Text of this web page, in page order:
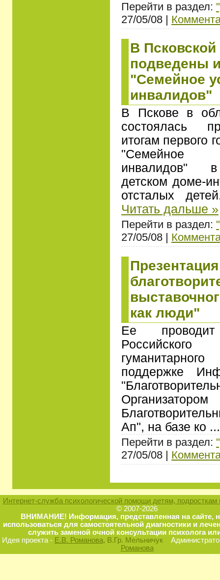
Перейти в раздел:
27/05/08 |
В Псковской
подведены
"Семейное
инвалидов"
В Пскове в
состоялась
итогам первого
"Семейное
инвалидов" в
детском доме-
отсталых
Читать дальше »
Перейти в раздел:
27/05/08 |
Презентация
как люди"
Ее
поддержке
Ап", на базе ко
Перейти в раздел:
27/05/08 |
Интернет-служба психологической помощи детям, подросткам
© 2007-2026
ВНИМАНИЕ! Информация, представленная на сайте,
использоваться для самостоятельной диагностики и
служить заменой очной консультации психолога
Идея проекта - Е.В. Романова, В.Гр. Мельничук
Романова